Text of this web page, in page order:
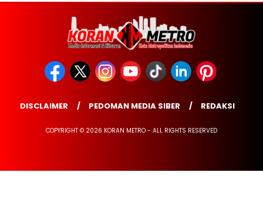
DISCLAIMER PEDOMAN MEDIA SIBER REDAKSI
COPYRIGHT © 2026 KORAN METRO - ALL RIGHTS RESERVED